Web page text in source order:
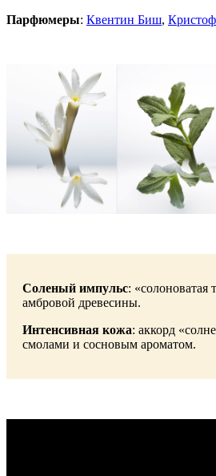
Парфюмеры: Квентин Биш,
Соленый импульс: «солоноватая
амбровой древесины.
Интенсивная кожа: аккорд
смолами и сосновым ароматом.